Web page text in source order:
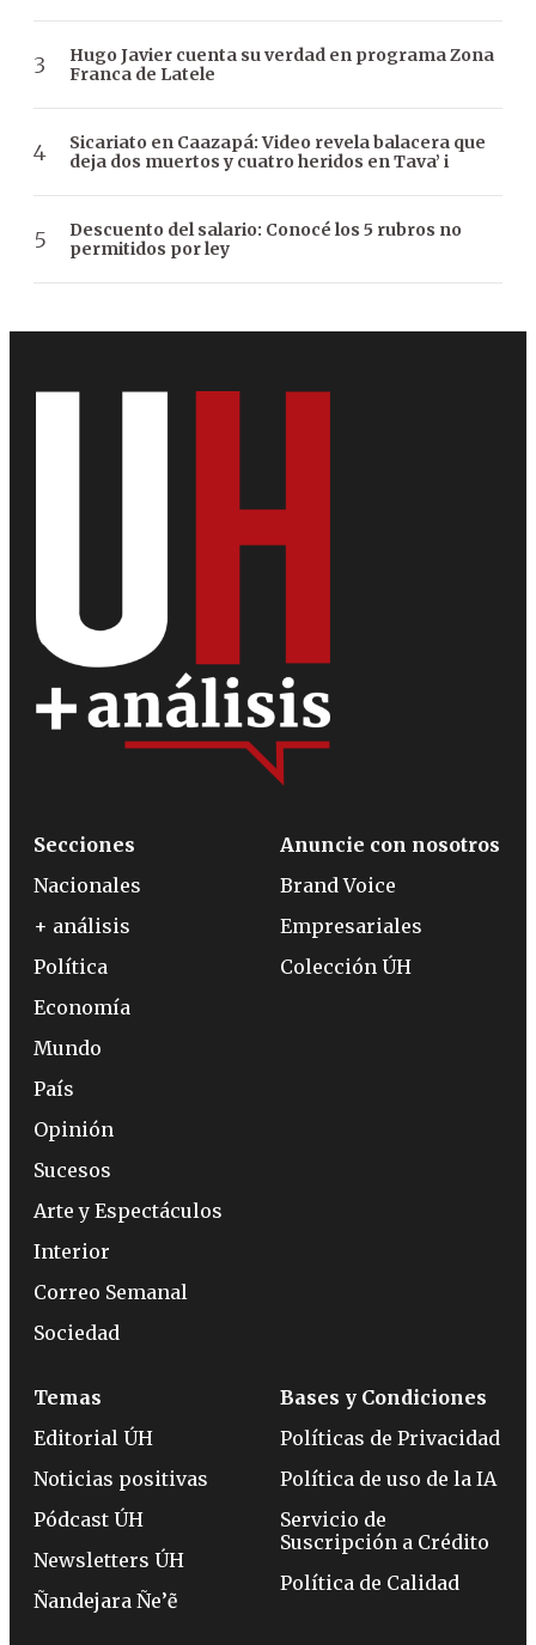
Hugo Javier cuenta su verdad en programa Zona
Franca de Latele
Sicariato en Caazapá: Video revela balacera que
deja dos muertos y cuatro heridos en Tava’ i
Descuento del salario: Conocé los 5 rubros no
permitidos por ley
Secciones
Nacionales
+ análisis
Política
Economía
Mundo
País
Opinión
Sucesos
Arte y Espectáculos
Interior
Correo Semanal
Sociedad
Anuncie con nosotros
Brand Voice
Empresariales
Colección ÚH
Temas
Editorial ÚH
Noticias positivas
Pódcast ÚH
Newsletters ÚH
Ñandejara Ñe’ẽ
Bases y Condiciones
Políticas de Privacidad
Política de uso de la IA
Servicio de
Suscripción a Crédito
Política de Calidad